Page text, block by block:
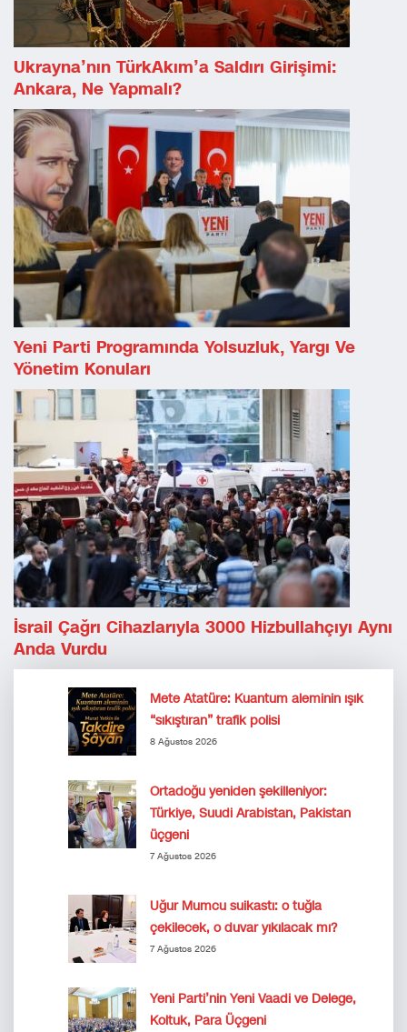
Ukrayna’nın TürkAkım’a Saldırı Girişimi:
Ankara, Ne Yapmalı?
Yeni Parti Programında Yolsuzluk, Yargı Ve
Yönetim Konuları
İsrail Çağrı Cihazlarıyla 3000 Hizbullahçıyı Aynı
Anda Vurdu
Mete Atatüre: Kuantum aleminin ışık
“sıkıştıran” trafik polisi
8 Ağustos 2026
Ortadoğu yeniden şekilleniyor:
Türkiye, Suudi Arabistan, Pakistan
üçgeni
7 Ağustos 2026
Uğur Mumcu suikastı: o tuğla
çekilecek, o duvar yıkılacak mı?
7 Ağustos 2026
Yeni Parti’nin Yeni Vaadi ve Delege,
Koltuk, Para Üçgeni